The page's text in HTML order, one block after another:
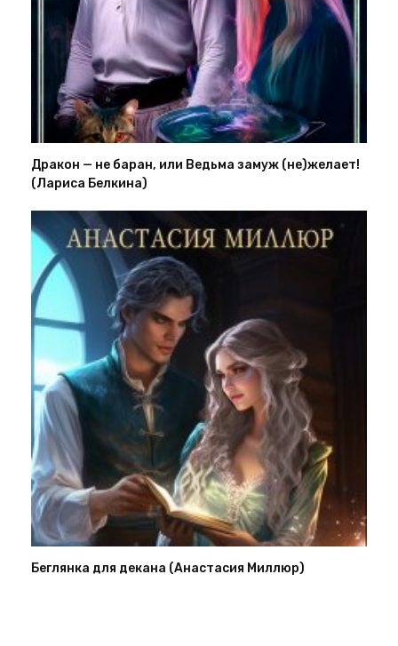
Дракон — не баран, или Ведьма замуж (не)желает!
(Лариса Белкина)
Беглянка для декана (Анастасия Миллюр)